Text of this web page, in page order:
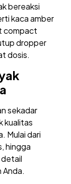
bereaksi
kaca amber
compact
dropper
dosis.
sekadar
kualitas
Mulai dari
hingga
Anda.